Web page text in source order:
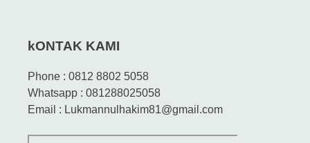
kONTAK KAMI
Phone : 0812 8802 5058
Whatsapp : 081288025058
Email : Lukmannulhakim81@gmail.com